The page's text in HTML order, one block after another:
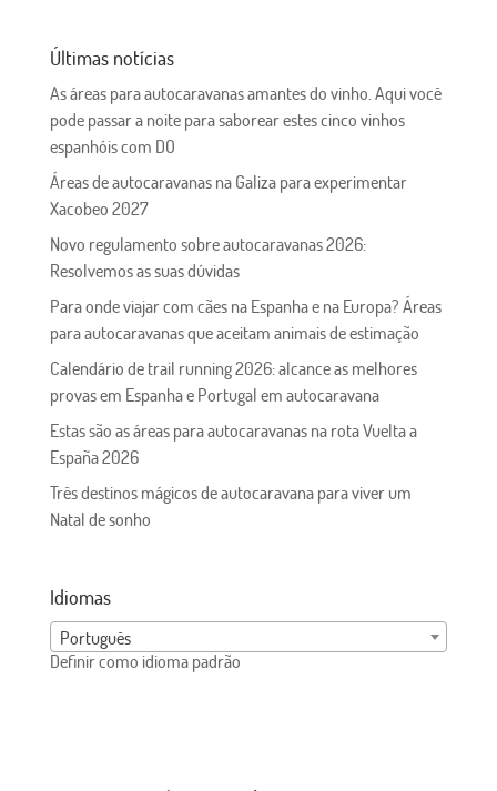
Últimas notícias
As áreas para autocaravanas amantes do vinho. Aqui você
pode passar a noite para saborear estes cinco vinhos
espanhóis com DO
Áreas de autocaravanas na Galiza para experimentar
Xacobeo 2027
Novo regulamento sobre autocaravanas 2026:
Resolvemos as suas dúvidas
Para onde viajar com cães na Espanha e na Europa? Áreas
para autocaravanas que aceitam animais de estimação
Calendário de trail running 2026: alcance as melhores
provas em Espanha e Portugal em autocaravana
Estas são as áreas para autocaravanas na rota Vuelta a
España 2026
Três destinos mágicos de autocaravana para viver um
Natal de sonho
Idiomas
Português
Definir como idioma padrão